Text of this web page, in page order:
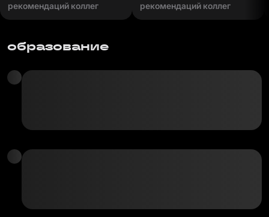
рекомендаций коллег
рекомендаций коллег
образование